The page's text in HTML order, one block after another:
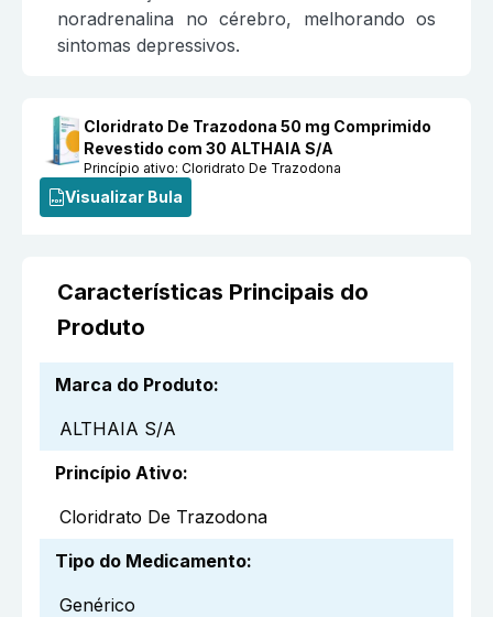
noradrenalina no cérebro, melhorando os
sintomas depressivos.
Cloridrato De Trazodona 50 mg Comprimido
Revestido com 30 ALTHAIA S/A
Princípio ativo:Cloridrato De Trazodona
Visualizar Bula
Características Principais do
Produto
Marca do Produto:
ALTHAIA S/A
Princípio Ativo:
Cloridrato De Trazodona
Tipo do Medicamento:
Genérico